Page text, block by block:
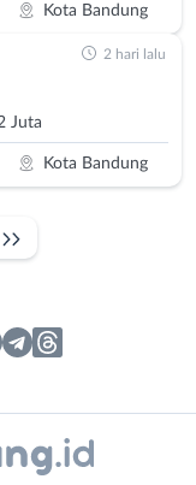
Kota Bandung
Juta
Kota Bandung
2 hari lalu